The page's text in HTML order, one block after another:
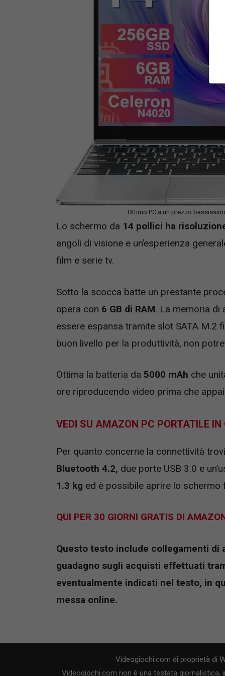
Ottimo PC a un prezzo
Lo schermo da 14 pollici ha
angoli di visione e un’esperienza
film e serie tv.
Sotto la scocca batte un prestante
opera con 6 GB di RAM. La memoria di
essere espansa tramite slot SATA M.2
buon livello per la produttività, non
Ottima la batteria da 5000 mAh che
ore riproducendo video prima che
VEDI SU AMAZON PC PORTATILE IN
Per quanto concerne la connettività
Bluetooth 4.2, due porte USB 3.0 e
1.3 kg ed è possibile aprire lo schermo
QUI PER 30 GIORNI GRATIS DI
Questo testo include collegamenti di
guadagno sugli acquisti effettuati
eventualmente indicati nel testo, in
messa online.
Videogiochi.com di proprietà di
Videogiochi.com non è una testata giornalistica,